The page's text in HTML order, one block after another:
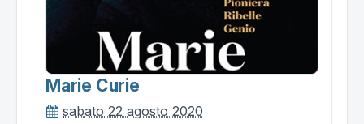
Marie Curie
sabato 22 agosto 2020